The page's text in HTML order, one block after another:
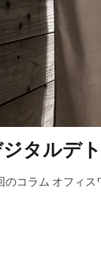
タルデ
のコラム オフィ